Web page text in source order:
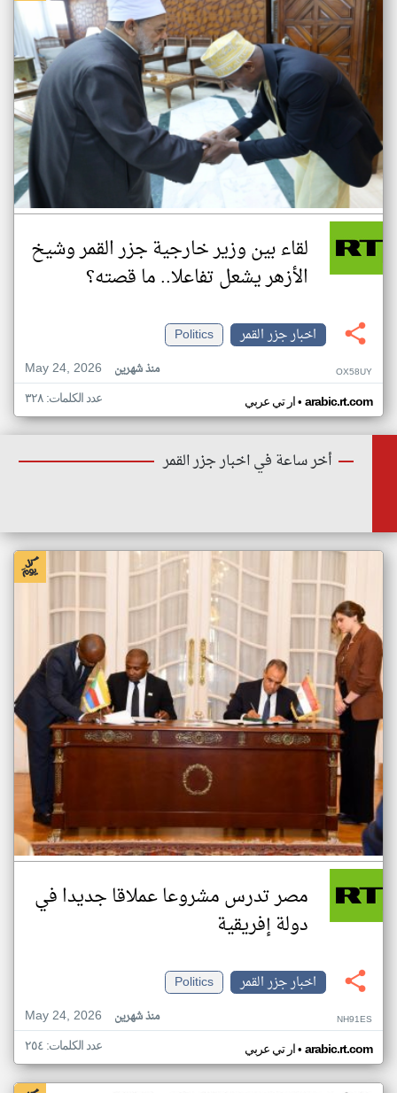
لقاء بين وزير خارجية جزر القمر وشيخ
الأزهر يشعل تفاعلا.. ما قصته؟
اخبار جزر القمر
Politics
May 24, 2026
منذ شهرين OX58UY
ار تي عربي• arabic.rt.com عدد الكلمات: ٣٢٨
أخر ساعة في اخبار جزر القمر
مصر تدرس مشروعا عملاقا جديدا في
دولة إفريقية
اخبار جزر القمر
Politics
May 24, 2026
منذ شهرين NH91ES
ار تي عربي• arabic.rt.com عدد الكلمات: ٢٥٤